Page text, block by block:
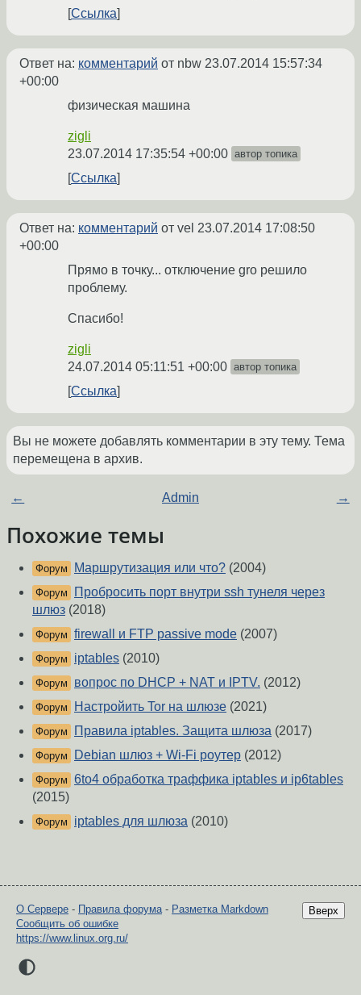
Ссылка
Ответ на: комментарий от nbw 23.07.2014 15:57:34
+00:00
физическая машина
zigli
23.07.2014 17:35:54 +00:00 автор топика
Ссылка
Ответ на: комментарий от vel 23.07.2014 17:08:50
+00:00
Прямо в точку... отключение gro решило
проблему.
Спасибо!
zigli
24.07.2014 05:11:51 +00:00 автор топика
Ссылка
Вы не можете добавлять комментарии в эту тему. Тема
перемещена в архив.
← Admin →
Похожие темы
Форум Маршрутизация или что? (2004)
Форум
Пробросить порт внутри ssh тунеля через
шлюз (2018)
Форум firewall и FTP passive mode (2007)
Форум iptables (2010)
Форум вопрос по DHCP + NAT и IPTV. (2012)
Форум Настройить Tor на шлюзе (2021)
Форум Правила iptables. Защита шлюза (2017)
Форум Debian шлюз + Wi-Fi роутер (2012)
Форум 6to4 обработка траффика iptables и ip6tables
(2015)
Форум iptables для шлюза (2010)
Вверх
О Сервере - Правила форума- Разметка Markdown
Сообщить об ошибке
https://www.linux.org.ru/